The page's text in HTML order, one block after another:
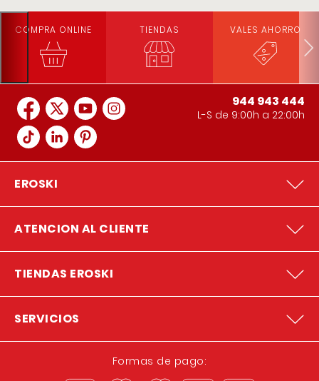
COMPRA ONLINE TIENDAS VALES AHORRO
944 943 444
L-S de 9:00h a 22:00h
EROSKI
ATENCION AL CLIENTE
TIENDAS EROSKI
SERVICIOS
Formas de pago: